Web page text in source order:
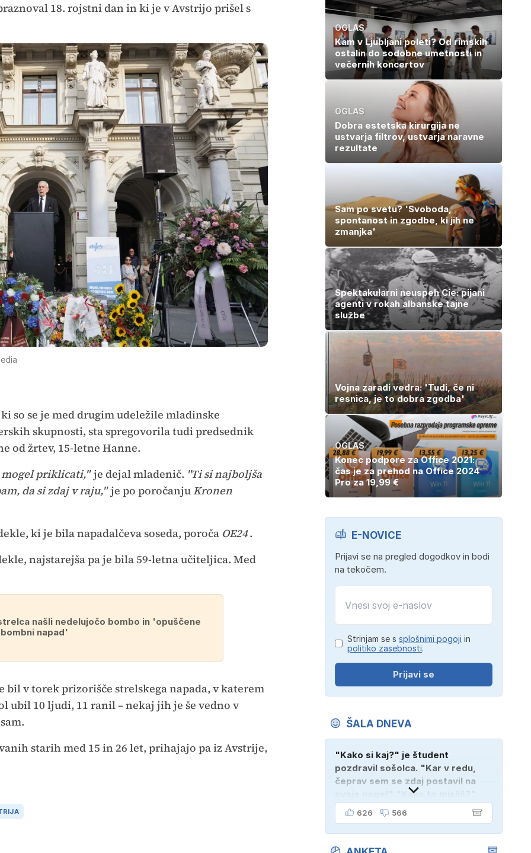
18. rojstni dan in ki je v Avstrijo prišel s
so se je med drugim udeležile mladinske
skupnosti, sta spregovorila tudi predsednik
od žrtev, 15-letne Hanne.
mogel priklicati,"je dejal mladenič. "Ti si najboljša
da si zdaj v raju,"je po poročanjuKronen
ki je bila napadalčeva soseda, poroča OE24.
najstarejša pa je bila 59-letna učiteljica. Med
našli nedelujočo bombo in 'opuščene
napad'
bil v torek prizorišče strelskega napada, v katerem
ubil 10 ljudi, 11 ranil – nekaj jih je še vedno v
starih med 15 in 26 let, prihajajo pa iz Avstrije,
OGLAS
Kam v Ljubljani poleti? Od rimskih
ostalin do sodobne umetnosti in
večernih koncertov
OGLAS
Dobra estetska kirurgija ne
ustvarja filtrov, ustvarja naravne
rezultate
Sam po svetu? 'Svoboda,
spontanost in zgodbe, ki jih ne
zmanjka'
Spektakularni neuspeh Cie: pijani
agenti v rokah albanske tajne
službe
Vojna zaradi vedra: 'Tudi, če ni
resnica, je to dobra zgodba'
OGLAS
Konec podpore za Office 2021:
čas je za prehod na Office 2024
Pro za 19,99 €
E-NOVICE
Prijavi se na pregled dogodkov in bodi
na tekočem.
Strinjam se s splošnimi pogoji in
politiko zasebnosti.
Prijavi se
ŠALA DNEVA
"Kako si kaj?" je študent
pozdravil sošolca. "Kar v redu,
čeprav sem se zdaj postavil na
svoje noge!" "Kako to misliš?"
"Oče mi je vzel avto!"
626 566